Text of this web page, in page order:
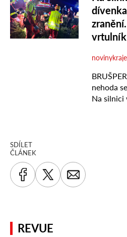
SDÍLET
ČLÁNEK
REVUE